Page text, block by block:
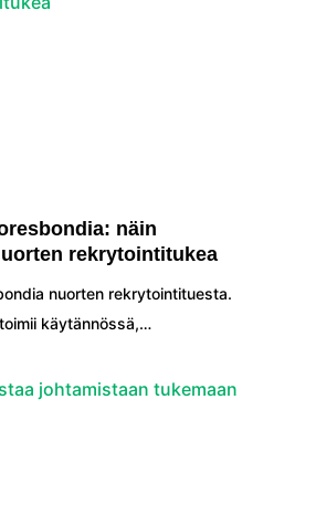
näin
rekrytointitukea
nuorten rekrytointituesta.
käytännössä,…